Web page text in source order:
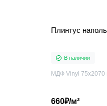
Плинтус
В наличии
МДФ Vinyl 75x2070
660₽/м²